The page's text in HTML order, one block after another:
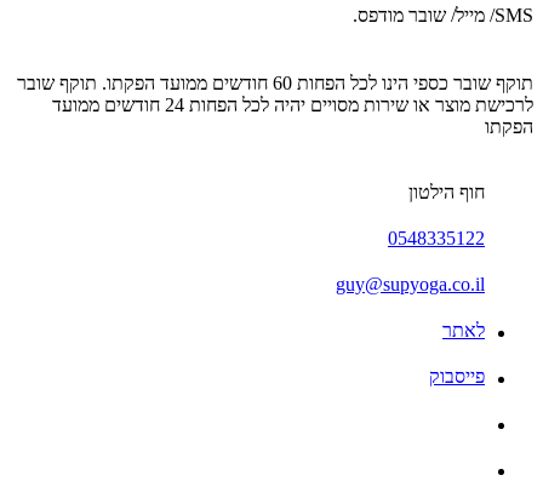
SMS/ מייל/ שובר מודפס.
תוקף שובר כספי הינו לכל הפחות 60 חודשים ממועד הפקתו. תוקף שובר
לרכישת מוצר או שירות מסויים יהיה לכל הפחות 24 חודשים ממועד
הפקתו
חוף הילטון
0548335122
guy@supyoga.co.il
לאתר
פייסבוק